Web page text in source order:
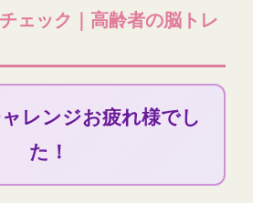
ェック｜高齢者の脳トレ
レンジお疲れ様でし
た！